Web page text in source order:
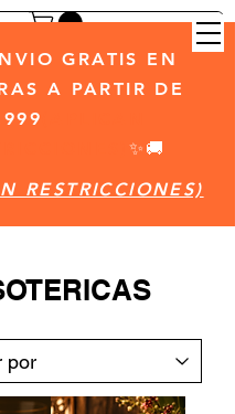
GRATIS EN
A PARTIR DE
✨🚚
RESTRICCIONES)